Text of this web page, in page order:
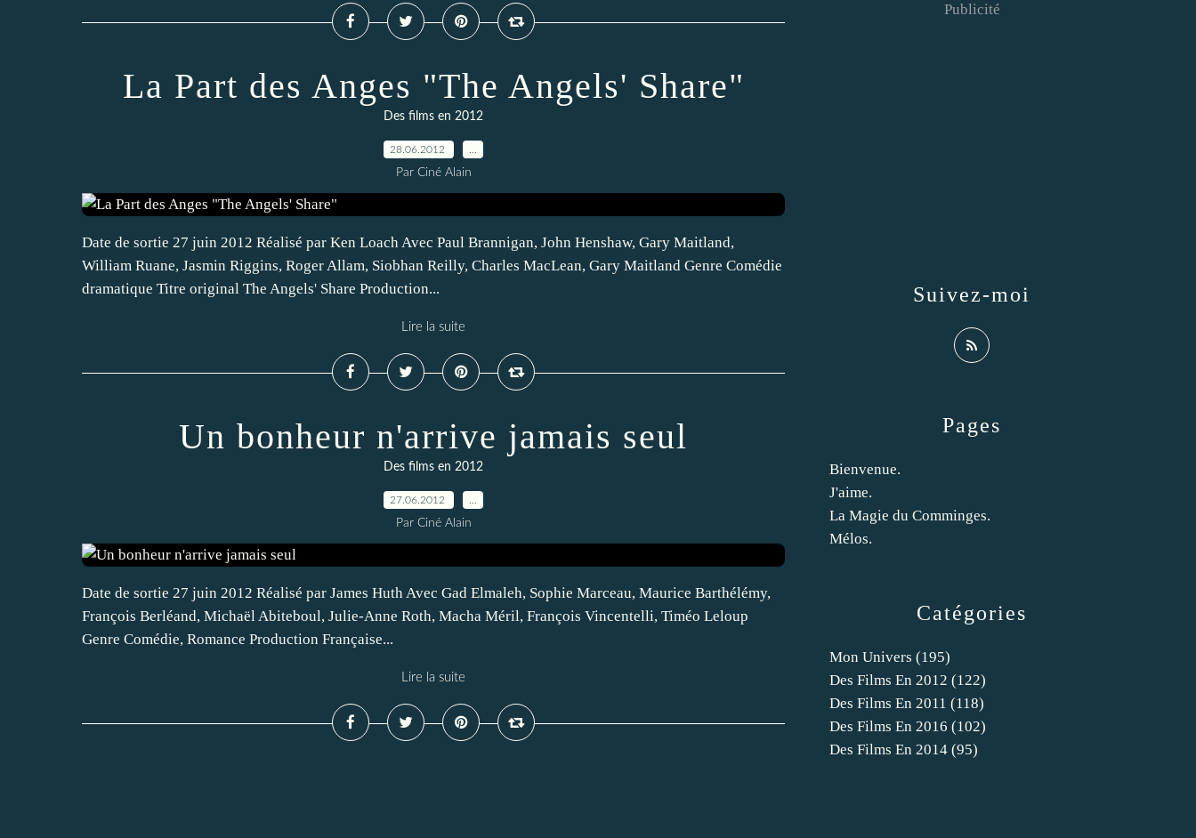
La Part des Anges "The Angels' Share"
Des films en 2012
28.06.2012
Par Ciné Alain
Date de sortie 27 juin 2012 Réalisé par Ken Loach Avec Paul Brannigan, John Henshaw, Gary Maitland,
William Ruane, Jasmin Riggins, Roger Allam, Siobhan Reilly, Charles MacLean, Gary Maitland Genre Comédie
dramatique Titre original The Angels' Share Production...
Lire la suite
Un bonheur n'arrive jamais seul
Des films en 2012
27.06.2012
Par Ciné Alain
Date de sortie 27 juin 2012 Réalisé par James Huth Avec Gad Elmaleh, Sophie Marceau, Maurice Barthélémy,
François Berléand, Michaël Abiteboul, Julie-Anne Roth, Macha Méril, François Vincentelli, Timéo Leloup
Genre Comédie, Romance Production Française...
Lire la suite
Catégories
Mon Univers (195)
Des Films En 2012 (122)
Des Films En 2011 (118)
Des Films En 2016 (102)
Des Films En 2014 (95)
Pages
Bienvenue.
J'aime.
La Magie du Comminges.
Mélos.
Suivez-moi
Publicité